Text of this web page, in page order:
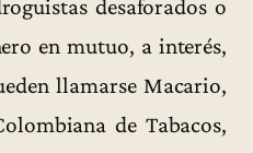
desaforados o
en mutuo, a interés,
llamarse Macario,
de Tabacos,